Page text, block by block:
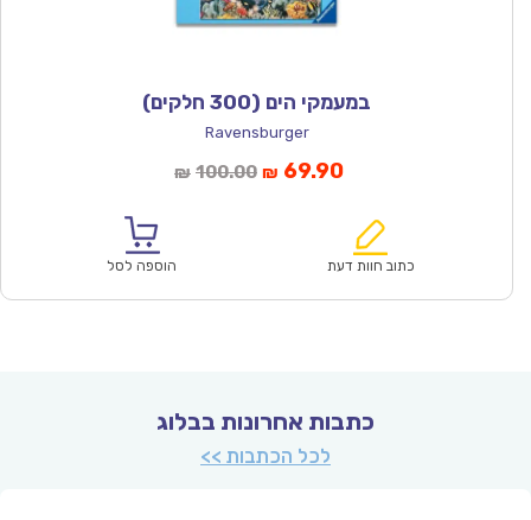
במעמקי הים (300 חלקים)
Ravensburger
₪ 100.00המחיר
₪100.00.
₪ 69.90המחיר
הוא:
כתוב חוות דעת הוספה לסל
כתבות אחרונות בבלוג
לכל הכתבות >>